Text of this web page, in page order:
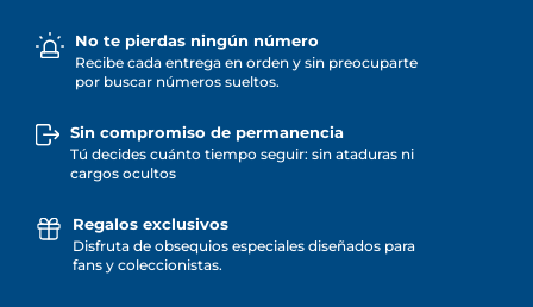
No te pierdas ningún número
Recibe cada entrega en orden y sin preocuparte
por buscar números sueltos.
Sin compromiso de permanencia
Tú decides cuánto tiempo seguir: sin ataduras ni
cargos ocultos
Regalos exclusivos
Disfruta de obsequios especiales diseñados para
fans y coleccionistas.